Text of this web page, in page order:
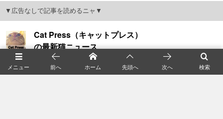
▼広告なしで記事を読めるニャ▼
メニュー 検索
前へ ホーム 先頭へ 次へ